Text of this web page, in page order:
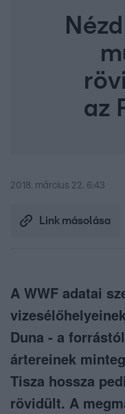
az
2018. március 22. 6:43
Link másolása
A WWF adatai
Duna - a
ártereinek
Tisza hossza
rövidült. A